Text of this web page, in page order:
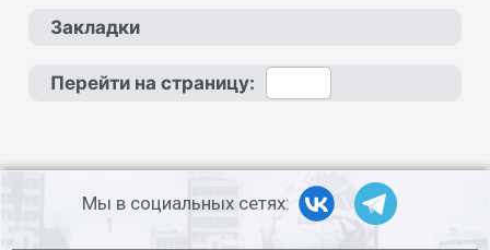
Закладки
Перейти на страницу:
Мы в социальных сетях: